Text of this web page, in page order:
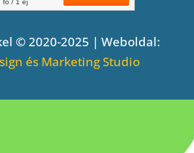
© 2020-2025 | Weboldal:
és Marketing Studio